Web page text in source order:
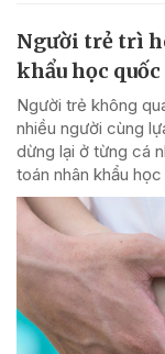
Người trẻ trì
khẩu học
Người trẻ không
nhiều người cùng
dừng lại ở từng cá
toán nhân khẩu